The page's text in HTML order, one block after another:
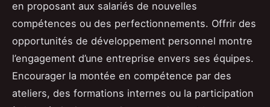
en proposant aux salariés de nouvelles
compétences ou des perfectionnements. Offrir des
opportunités de développement personnel montre
l’engagement d’une entreprise envers ses équipes.
Encourager la montée en compétence par des
ateliers, des formations internes ou la participation